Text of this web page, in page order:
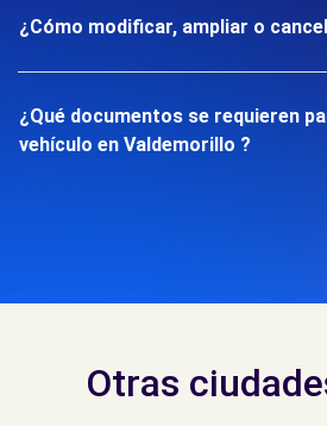
¿Cómo modificar, ampliar o
¿Qué documentos se requieren
vehículo en Valdemorillo ?
Otras